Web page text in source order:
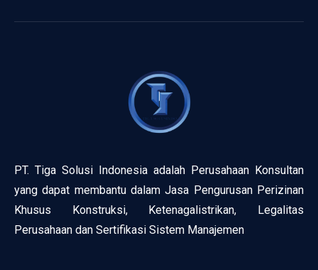
PT. Tiga Solusi Indonesia adalah Perusahaan Konsultan
yang dapat membantu dalam Jasa Pengurusan Perizinan
Khusus Konstruksi, Ketenagalistrikan, Legalitas
Perusahaan dan Sertifikasi Sistem Manajemen